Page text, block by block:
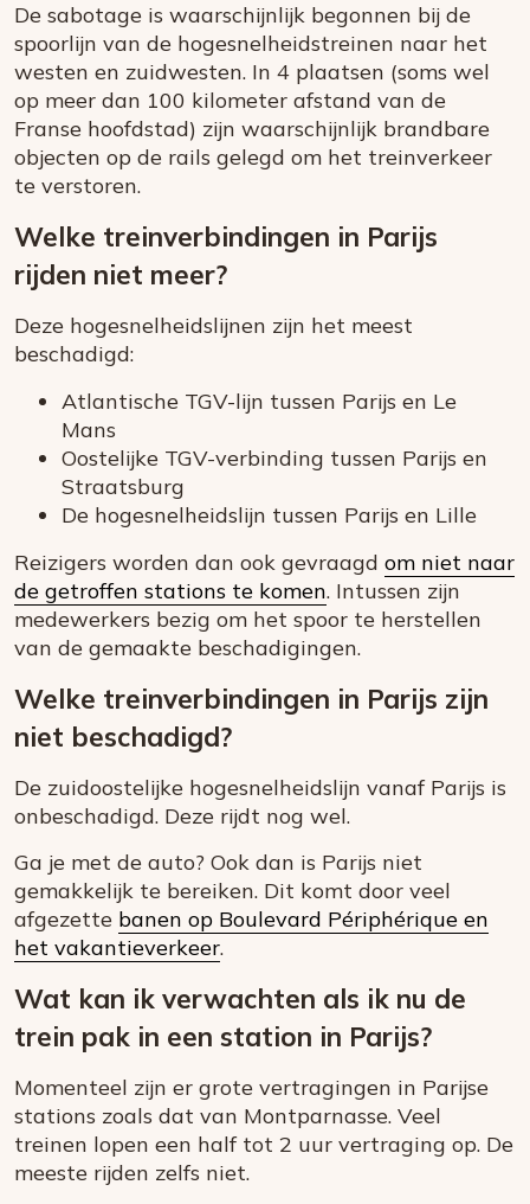
De sabotage is waarschijnlijk begonnen bij de
spoorlijn van de hogesnelheidstreinen naar het
westen en zuidwesten. In 4 plaatsen (soms wel
op meer dan 100 kilometer afstand van de
Franse hoofdstad) zijn waarschijnlijk brandbare
objecten op de rails gelegd om het treinverkeer
te verstoren.
Welke treinverbindingen in Parijs
rijden niet meer?
Deze hogesnelheidslijnen zijn het meest
beschadigd:
Atlantische TGV-lijn tussen Parijs en Le
Mans
Oostelijke TGV-verbinding tussen Parijs en
Straatsburg
De hogesnelheidslijn tussen Parijs en Lille
Reizigers worden dan ook gevraagd om niet naar
de getroffen stations te komen. Intussen zijn
medewerkers bezig om het spoor te herstellen
van de gemaakte beschadigingen.
Welke treinverbindingen in Parijs zijn
niet beschadigd?
De zuidoostelijke hogesnelheidslijn vanaf Parijs is
onbeschadigd. Deze rijdt nog wel.
Ga je met de auto? Ook dan is Parijs niet
gemakkelijk te bereiken. Dit komt door veel
afgezette banen op Boulevard Périphérique en
het vakantieverkeer.
Wat kan ik verwachten als ik nu de
trein pak in een station in Parijs?
Momenteel zijn er grote vertragingen in Parijse
stations zoals dat van Montparnasse. Veel
treinen lopen een half tot 2 uur vertraging op. De
meeste rijden zelfs niet.